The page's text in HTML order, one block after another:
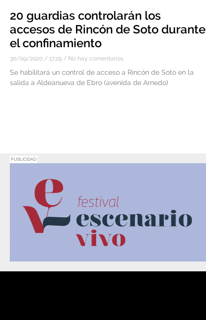
20 guardias controlarán los
accesos de Rincón de Soto durante
el confinamiento
30/09/2020 17:29 No hay comentarios
Se habilitará un control de acceso a Rincón de Soto en la
salida a Aldeanueva de Ebro (avenida de Arnedo)
PUBLICIDAD